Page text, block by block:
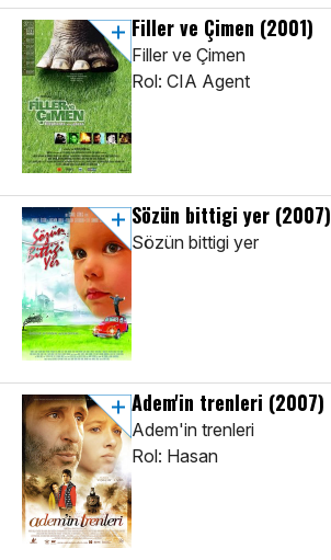
Filler ve Çimen (2001)
Filler ve Çimen
Rol: CIA Agent
Sözün bittigi yer (2007)
Sözün bittigi yer
Adem'in trenleri (2007)
Adem'in trenleri
Rol: Hasan